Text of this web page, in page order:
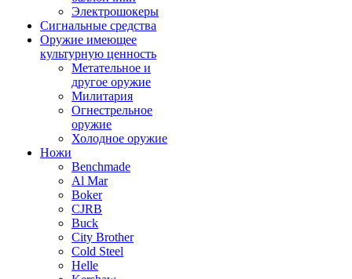
Электрошокеры
Сигнальные средства
Оружие имеющее
культурную ценность
Метательное и
другое оружие
Милитария
Огнестрельное
оружие
Холодное оружие
Ножи
Benchmade
Al Mar
Boker
CJRB
Buck
City Brother
Cold Steel
Helle